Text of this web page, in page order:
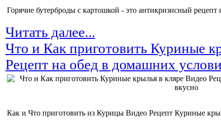
Горячие бутерброды с картошкой - это антикризисный рецепт
Читать далее...
Что и Как приготовить Куриные
Рецепт на обед в домашних
Как и Что приготовить из Курицы Видео Рецепт Куриные